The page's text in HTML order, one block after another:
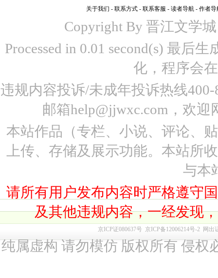
关于我们 - 联系方式 - 联系客服 - 读者导航 - 作者导
Copyright By 晋江文学
Processed in 0.01 second(s) 最后
化，程序会
违规内容投诉/未成年投诉热线
邮箱help@jjwxc.com，欢
本站作品（专栏、小说、评论、
上传、存储及展示功能。本站所
与本
请所有用户发布内容时严格遵守
及其他违规内容，一经发现
京ICP证080637号 京ICP备12006214号-2 网出
纯属虚构 请勿模仿 版权所有 侵权